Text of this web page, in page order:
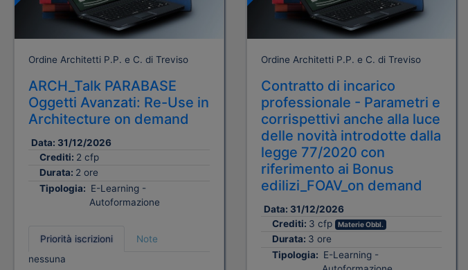
Ordine Architetti P.P. e C. di Treviso
ARCH_Talk PARABASE
Oggetti Avanzati: Re-Use in
Architecture on demand
Data: 31/12/2026
Crediti: 2 cfp
Durata: 2 ore
Tipologia: E-Learning -
Autoformazione
Priorità iscrizioni
Note
nessuna
Ordine Architetti P.P. e C. di Treviso
Contratto di incarico
professionale - Parametri e
corrispettivi anche alla luce
delle novità introdotte dalla
legge 77/2020 con
riferimento ai Bonus
edilizi_FOAV_on demand
Data: 31/12/2026
Crediti: 3 cfp Materie Obbl.
Durata: 3 ore
Tipologia: E-Learning -